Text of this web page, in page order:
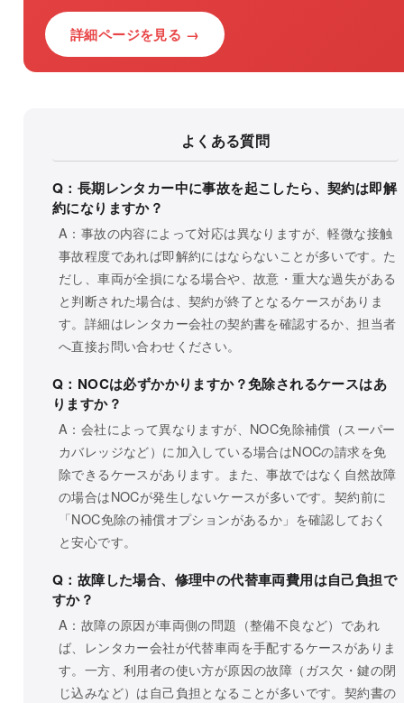
詳細ページを見る →
よくある質問
Q：長期レンタカー中に事故を起こしたら、契約は即解
約になりますか？
A：事故の内容によって対応は異なりますが、軽微な接触
事故程度であれば即解約にはならないことが多いです。た
だし、車両が全損になる場合や、故意・重大な過失がある
と判断された場合は、契約が終了となるケースがありま
す。詳細はレンタカー会社の契約書を確認するか、担当者
へ直接お問い合わせください。
Q：NOCは必ずかかりますか？免除されるケースはあ
りますか？
A：会社によって異なりますが、NOC免除補償（スーパー
カバレッジなど）に加入している場合はNOCの請求を免
除できるケースがあります。また、事故ではなく自然故障
の場合はNOCが発生しないケースが多いです。契約前に
「NOC免除の補償オプションがあるか」を確認しておく
と安心です。
Q：故障した場合、修理中の代替車両費用は自己負担で
すか？
A：故障の原因が車両側の問題（整備不良など）であれ
ば、レンタカー会社が代替車両を手配するケースがありま
す。一方、利用者の使い方が原因の故障（ガス欠・鍵の閉
じ込みなど）は自己負担となることが多いです。契約書の